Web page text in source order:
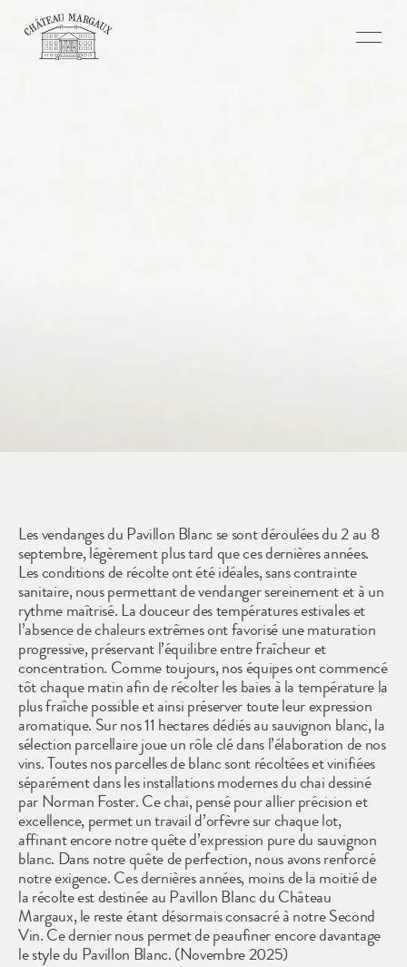
2024
Les vendanges du Pavillon Blanc se sont déroulées du 2 au 8
septembre, légèrement plus tard que ces dernières années.
Les conditions de récolte ont été idéales, sans contrainte
sanitaire, nous permettant de vendanger sereinement et à un
rythme maîtrisé. La douceur des températures estivales et
l’absence de chaleurs extrêmes ont favorisé une maturation
progressive, préservant l’équilibre entre fraîcheur et
concentration. Comme toujours, nos équipes ont commencé
tôt chaque matin afin de récolter les baies à la température la
plus fraîche possible et ainsi préserver toute leur expression
aromatique. Sur nos 11 hectares dédiés au sauvignon blanc, la
sélection parcellaire joue un rôle clé dans l’élaboration de nos
vins. Toutes nos parcelles de blanc sont récoltées et vinifiées
séparément dans les installations modernes du chai dessiné
par Norman Foster. Ce chai, pensé pour allier précision et
excellence, permet un travail d’orfèvre sur chaque lot,
affinant encore notre quête d’expression pure du sauvignon
blanc. Dans notre quête de perfection, nous avons renforcé
notre exigence. Ces dernières années, moins de la moitié de
la récolte est destinée au Pavillon Blanc du Château
Margaux, le reste étant désormais consacré à notre Second
Vin. Ce dernier nous permet de peaufiner encore davantage
le style du Pavillon Blanc. (Novembre 2025)